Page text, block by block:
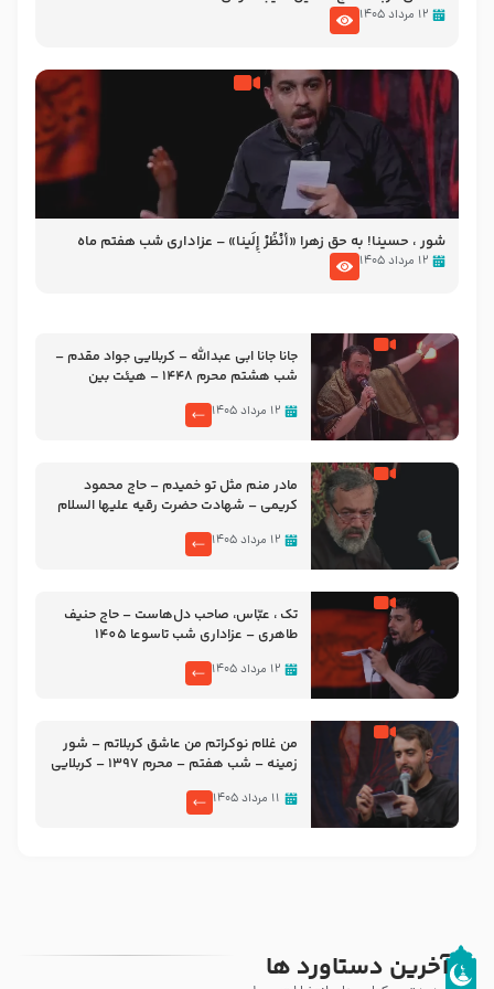
۱۲ مرداد ۱۴۰۵
شور ، حسینا! به‌ حق زهرا «أُنْظُرْ إِلَینا» – عزاداری شب هفتم ماه
محرّم 1405
۱۲ مرداد ۱۴۰۵
جانا جانا ابی عبدالله – کربلایی جواد مقدم –
شب هشتم محرم 1448 – هیئت بین
۱۲ مرداد ۱۴۰۵
مادر منم مثل تو خمیدم – حاج محمود
کریمی – شهادت حضرت رقیه علیها السلام
۱۲ مرداد ۱۴۰۵
تک ، عبّاس، صاحب دل‌هاست – حاج حنیف
طاهری – عزاداری شب تاسوعا 1405
۱۲ مرداد ۱۴۰۵
من غلام نوکراتم من عاشق کربلاتم – شور
زمینه – شب هفتم – محرم 1397 – کربلایی
۱۱ مرداد ۱۴۰۵
آخرین دستاورد ها